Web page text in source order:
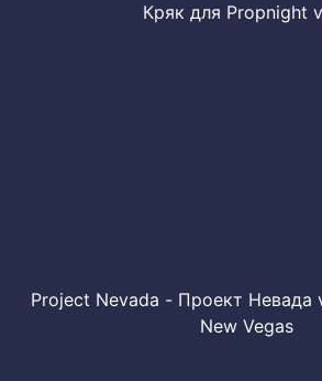
Кряк для Propnight
Project Nevada - Проект Невада
New Vegas